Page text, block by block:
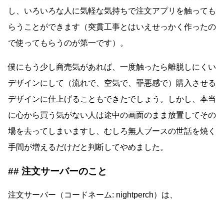
し、いろいろな人に気軽な気持ちで注文アプリを触っても
らうことができます（突貫工事とはいえせっかく作ったの
で使ってもらうのが第一です）。
僕にもう少し商売気があれば、一度触ったら離脱しにくい
デザインにして（流れで、空気で、罪悪感で）購入させる
デザインに仕上げることもできたでしょう。しかし、本当
に心から買う気がない人は途中の画面のまま放置してその
場を去ってしまいますし、むしろ無人ブースの世話を焼く
手間が増えるだけだと判断してやめました。
注文サーバーのこと
注文サーバー（コードネーム: nightperch）は、